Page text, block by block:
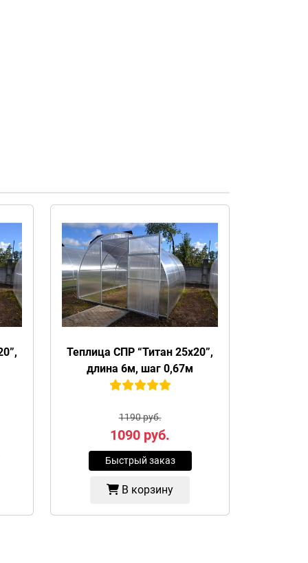
Теплица СПР “Титан 25х20”,
длина 6м, шаг 0,67м
1190 руб.
1090 руб.
Быстрый заказ
В корзину